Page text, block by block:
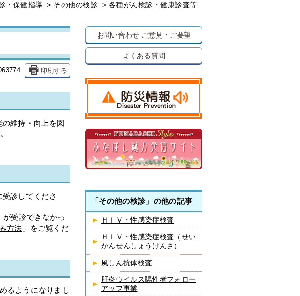
・保健指導 > その他の検診 > 各種がん検診・健康診査等
印刷する
維持・向上を図
診してくださ
受診できなかっ
方法 」をご覧くだ
るようになりまし
お問い合わせ ご意見・ご要望
よくある質問
「その他の検診」の他の記事
ＨＩＶ・性感染症検査
ＨＩＶ・性感染症検査（せい
かんせんしょうけんさ）
風しん抗体検査
肝炎ウイルス陽性者フォロー
アップ事業